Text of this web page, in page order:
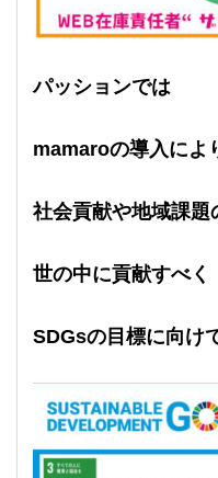
パッションでは
mamaroの導入によ
社会貢献や地域課題
世の中に貢献すべく
SDGsの目標に向け